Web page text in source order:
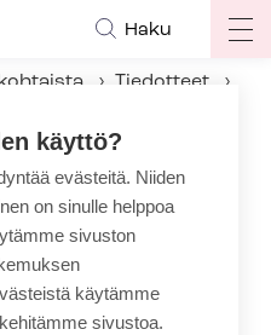
Haku
Tiedotteet
Arjen
käyttö?
evästeitä. Niiden
on sinulle helppoa
sivuston
käytämme
sivustoa.